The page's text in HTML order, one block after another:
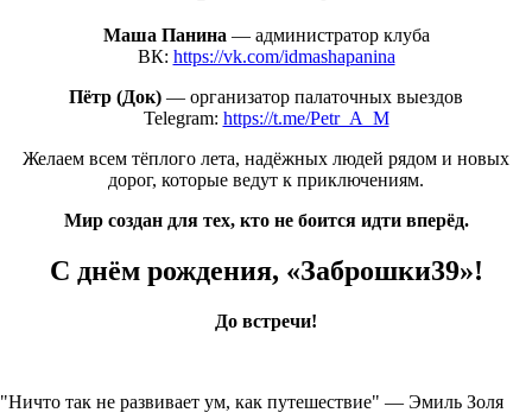
Маша Панина — администратор клуба
ВК: https://vk.com/idmashapanina
Пётр (Док) — организатор палаточных выездов
Telegram: https://t.me/Petr_A_M
Желаем всем тёплого лета, надёжных людей рядом и новых
дорог, которые ведут к приключениям.
Мир создан для тех, кто не боится идти вперёд.
С днём рождения, «Заброшки39»!
До встречи!
"Ничто так не развивает ум, как путешествие" — Эмиль Золя